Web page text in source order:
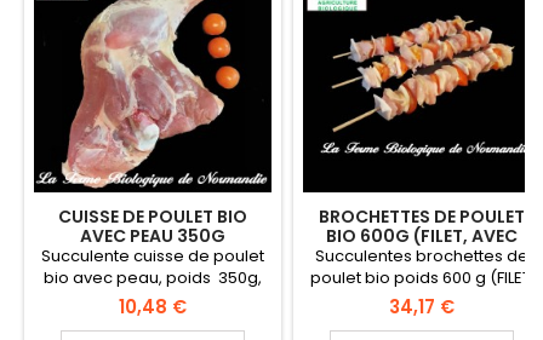
CUISSE DE POULET BIO
AVEC PEAU 350G
Succulente cuisse de poulet
bio avec peau, poids 350g,
en direct du producteur, la
ferme biologique de
Prix
10,48 €
BROCHETTES DE POULET
BIO 600G (FILET, AVEC
PEAU)
Succulentes brochettes de
poulet bio poids 600 g (FILET,
avec peau) , livraison à
domicile en direct du
Prix
34,17 €